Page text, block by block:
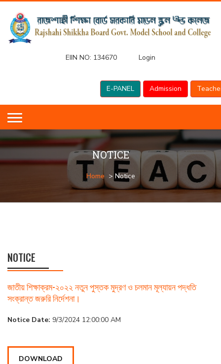
EIIN NO: 134670 Login
E-PANEL Admission
NOTICE
Home > Notice
NOTICE
জাতীয় শিক্ষাক্রম-২০২২ নতুন পুস্তক মুদ্রণ ও চলমান মূল্যায়ন পদ্ধতি
সংক্রান্ত জরুরি নির্দেশনা।
Notice Date: 9/3/2024 12:00:00 AM
DOWNLOAD